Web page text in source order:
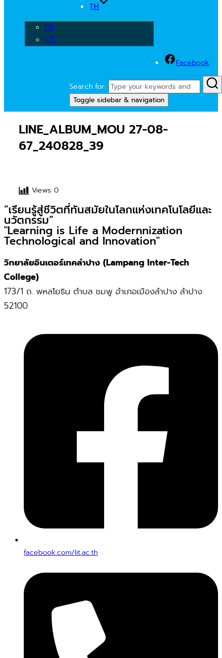
TH
EN
CN
Facebook
Search for:
Toggle sidebar & navigation
LINE_ALBUM_MOU 27-08-
67_240828_39
Views:0
“เรียนรู้สู่ชีวิตที่ทันสมัยในโลกแห่งเทคโนโลยีและ
นวัตกรรม”
"Learning is Life a Modernnization
Technological and Innovation"
วิทยาลัยอินเตอร์เทคลำปาง (Lampang Inter-Tech
College)
173/1 ถ. พหลโยธิน ตำบล ชมพู อำเภอเมืองลำปาง ลำปาง
52100
facebook.com/lit.ac.th